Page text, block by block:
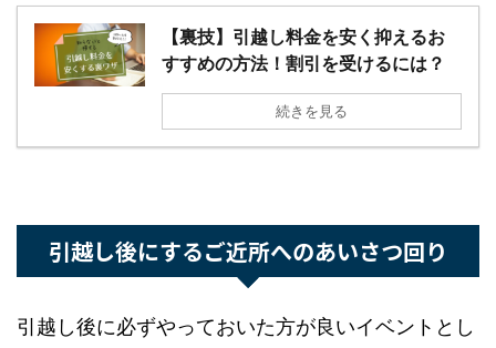
そのおかげで3万円ほど 安くなりました。
詳しくは下記記事をご覧ください。
【裏技】引越し料金を安く抑えるお
続きを見る